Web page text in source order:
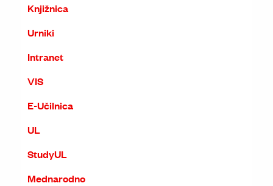
Knjižnica
Urniki
Intranet
VIS
E-Učilnica
UL
StudyUL
Mednarodno